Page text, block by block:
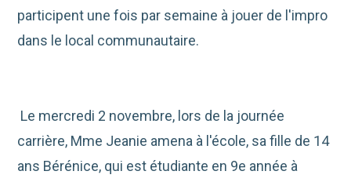
participent une fois par semaine à jouer de l'impro
dans le local communautaire.
Le mercredi 2 novembre, lors de la journée
carrière, Mme Jeanie amena à l'école, sa fille de 14
ans Bérénice, qui est étudiante en 9e année à